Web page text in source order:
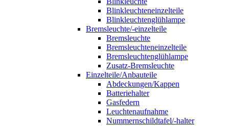
Blinkleuchteneinzelteile
Blinkleuchtenglühlampe
Bremsleuchte/-einzelteile
Bremsleuchte
Bremsleuchteneinzelteile
Bremsleuchtenglühlampe
Zusatz-Bremsleuchte
Einzelteile/Anbauteile
Abdeckungen/Kappen
Batteriehalter
Gasfedern
Leuchtenaufnahme
Nummernschildtafel/-halter